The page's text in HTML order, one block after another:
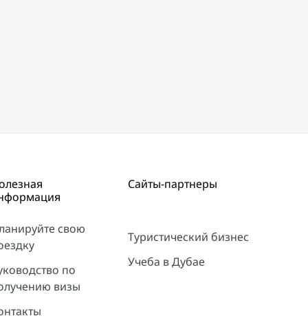
свою
по
визы
Сайты-партнеры
Туристический бизнес
Учеба в Дубае